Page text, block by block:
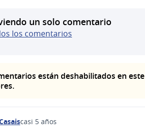
un solo comentario
los comentarios
están deshabilitados en
(responder al comentario 74)
casi 5 años